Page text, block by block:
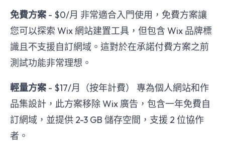
免費方案 - $0/月 非常適合入門使用，免費方案讓
您可以探索 Wix 網站建置工具，但包含 Wix 品牌標
識且不支援自訂網域。這對於在承諾付費方案之前
測試功能非常理想。
輕量方案 - $17/月（按年計費） 專為個人網站和作
品集設計，此方案移除 Wix 廣告，包含一年免費自
訂網域，並提供 2-3 GB 儲存空間，支援 2 位協作
者。